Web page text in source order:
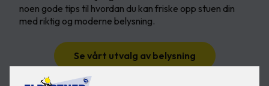
noen gode tips til hvordan du kan friske opp stuen din
med riktig og moderne belysning.
Se vårt utvalg av belysning